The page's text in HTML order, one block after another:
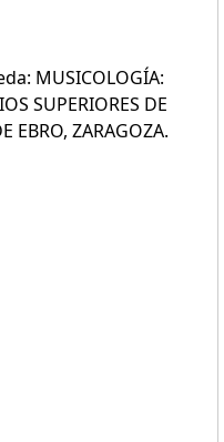
MUSICOLOGÍA:
SUPERIORES DE
EBRO, ZARAGOZA.